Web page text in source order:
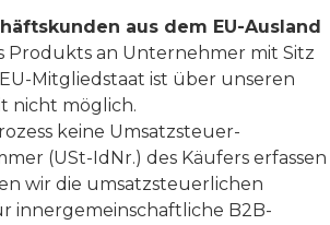
aus dem EU-Ausland
Produkts an Unternehmer mit Sitz
Mitgliedstaat ist über unseren
nicht möglich.
keine Umsatzsteuer-
(USt-IdNr.) des Käufers erfassen
wir die umsatzsteuerlichen
innergemeinschaftliche B2B-